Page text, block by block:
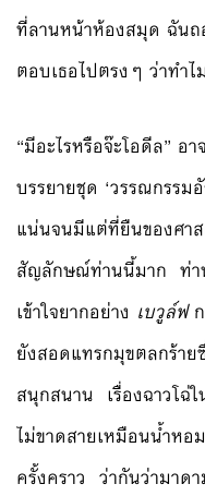
ที่ลานหน้าห้องสมุด ฉัน
ตอบเธอไปตรงๆ ว่าทำ
“มีอะไรหรือจ๊ะโอดีล” อ
บรรยายชุด ‘วรรณกรร
แน่นจนมีแต่ที่ยืนของศา
สัญลักษณ์ท่านนี้มาก ท่า
เข้าใจยากอย่าง เบวูล์ฟก
ยังสอดแทรกมุขตลกร้าย
สนุกสนาน เรื่องฉาวโฉ่
ไม่ขาดสายเหมือนน้ำหอ
ครั้งคราว ว่ากันว่ามาด